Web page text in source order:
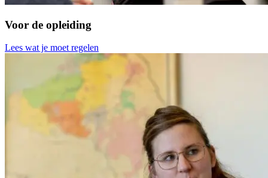
Voor de opleiding
Lees wat je moet regelen